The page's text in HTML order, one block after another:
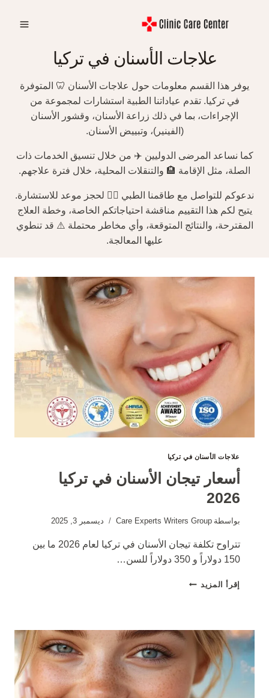
علاجات الأسنان في تركيا
يوفر هذا القسم معلومات حول علاجات الأسنان 🦷 المتوفرة
في تركيا. تقدم عياداتنا الطبية استشارات لمجموعة من
الإجراءات، بما في ذلك زراعة الأسنان، وقشور الأسنان
(الفينير)، وتبييض الأسنان.
كما نساعد المرضى الدوليين ✈️ من خلال تنسيق الخدمات ذات
الصلة، مثل الإقامة 🏨 والتنقلات المحلية، خلال فترة علاجهم.
ندعوكم للتواصل مع طاقمنا الطبي 👨‍⚕️ لحجز موعد للاستشارة.
يتيح لكم هذا التقييم مناقشة احتياجاتكم الخاصة، وخطة العلاج
المقترحة، والنتائج المتوقعة، وأي مخاطر محتملة ⚠️ قد تنطوي
عليها المعالجة.
علاجات الأسنان في تركيا
أسعار تيجان الأسنان في تركيا
2026
بواسطة Care Experts Writers Group ديسمبر 3, 2025
تتراوح تكلفة تيجان الأسنان في تركيا لعام 2026 ما بين
150 دولاراً و 350 دولاراً للسن…
إقرأ المزيد أسعار
تركيا
2026